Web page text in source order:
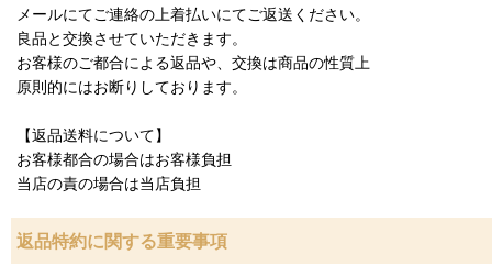
メールにてご連絡の上着払いにてご返送ください。
良品と交換させていただきます。
お客様のご都合による返品や、交換は商品の性質上
原則的にはお断りしております。
【返品送料について】
お客様都合の場合はお客様負担
当店の責の場合は当店負担
返品特約に関する重要事項